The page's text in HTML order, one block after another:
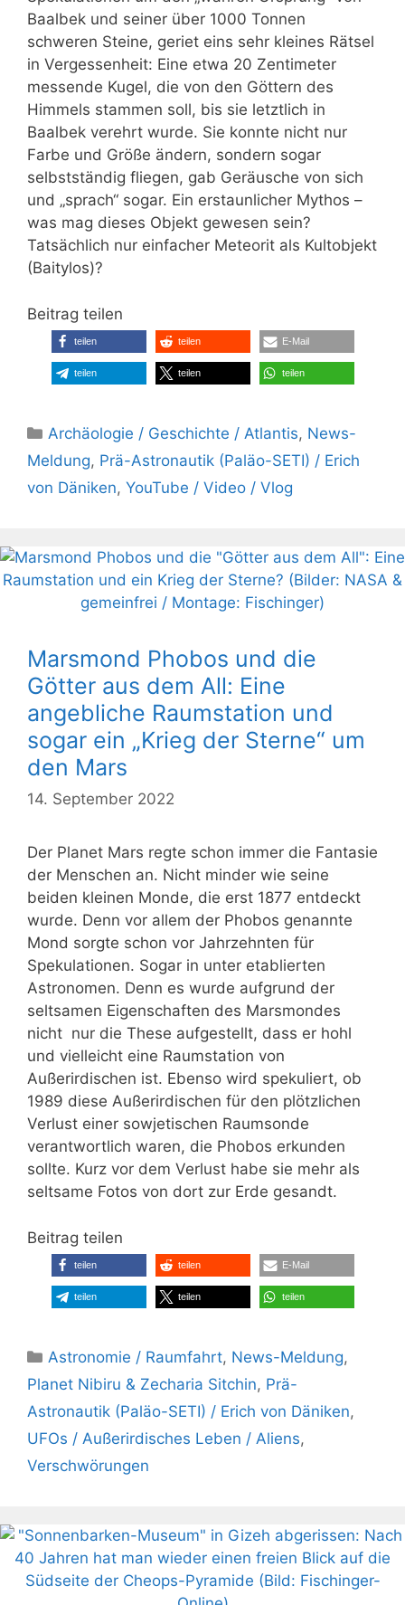
Baalbek und seiner über 1000 Tonnen
schweren Steine, geriet eins sehr kleines Rätsel
in Vergessenheit: Eine etwa 20 Zentimeter
messende Kugel, die von den Göttern des
Himmels stammen soll, bis sie letztlich in
Baalbek verehrt wurde. Sie konnte nicht nur
Farbe und Größe ändern, sondern sogar
selbstständig fliegen, gab Geräusche von sich
und „sprach“ sogar. Ein erstaunlicher Mythos –
was mag dieses Objekt gewesen sein?
Tatsächlich nur einfacher Meteorit als Kultobjekt
(Baitylos)?
Beitrag teilen
teilen teilen E-Mail
teilen teilen teilen
Kategorien
Archäologie / Geschichte / Atlantis, News-
Meldung, Prä-Astronautik (Paläo-SETI) / Erich
von Däniken, YouTube / Video / Vlog
Marsmond Phobos und die
Götter aus dem All: Eine
angebliche Raumstation und
sogar ein „Krieg der Sterne“ um
den Mars
14. September 2022
Der Planet Mars regte schon immer die Fantasie
der Menschen an. Nicht minder wie seine
beiden kleinen Monde, die erst 1877 entdeckt
wurde. Denn vor allem der Phobos genannte
Mond sorgte schon vor Jahrzehnten für
Spekulationen. Sogar in unter etablierten
Astronomen. Denn es wurde aufgrund der
seltsamen Eigenschaften des Marsmondes
nicht nur die These aufgestellt, dass er hohl
und vielleicht eine Raumstation von
Außerirdischen ist. Ebenso wird spekuliert, ob
1989 diese Außerirdischen für den plötzlichen
Verlust einer sowjetischen Raumsonde
verantwortlich waren, die Phobos erkunden
sollte. Kurz vor dem Verlust habe sie mehr als
seltsame Fotos von dort zur Erde gesandt.
Beitrag teilen
teilen teilen E-Mail
teilen teilen teilen
Kategorien
Astronomie / Raumfahrt, News-Meldung,
Planet Nibiru & Zecharia Sitchin, Prä-
Astronautik (Paläo-SETI) / Erich von Däniken,
UFOs / Außerirdisches Leben / Aliens,
Verschwörungen